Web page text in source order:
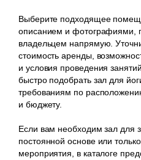
Выберите подходящее
описанием и фотографиями,
владельцем напрямую.
стоимость аренды,
и условия проведения
быстро подобрать зал для
требованиям по
и бюджету.
Если вам необходим зал для
постоянной основе или
мероприятия, в каталоге